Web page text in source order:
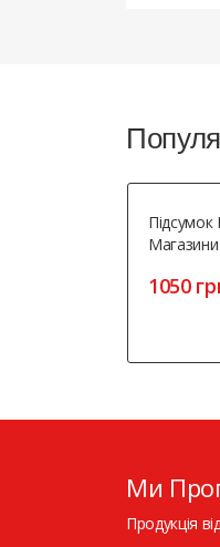
Магазини
1050
Ми
Продукція